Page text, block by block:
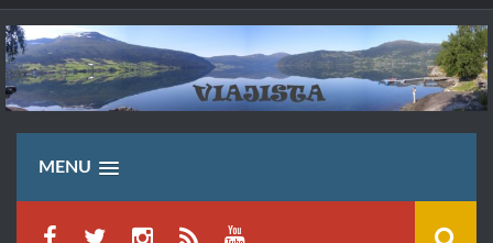
Saltar
al
contenido
MENU